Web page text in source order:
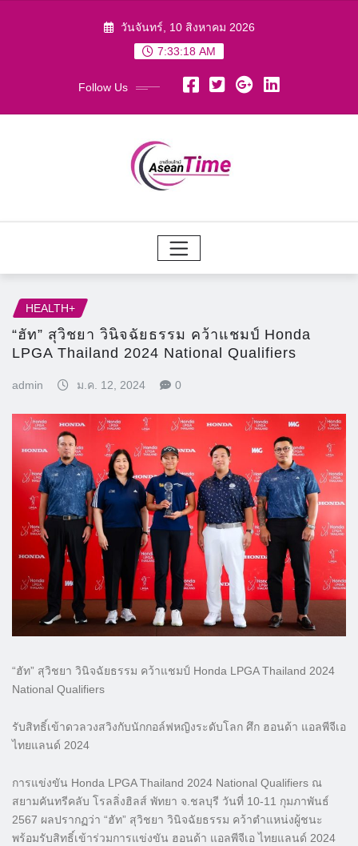
วันจันทร์, 10 สิงหาคม 2026
7:33:20 AM
Follow Us
HEALTH+
“ฮัท” สุวิชยา วินิจฉัยธรรม คว้าแชมป์ Honda
LPGA Thailand 2024 National Qualifiers
admin ม.ค. 12, 2024 0
“ฮัท” สุวิชยา วินิจฉัยธรรม คว้าแชมป์ Honda LPGA Thailand 2024
National Qualifiers
รับสิทธิ์เข้าดวลวงสวิงกับนักกอล์ฟหญิงระดับโลก ศึก ฮอนด้า แอลพีจีเอ
ไทยแลนด์ 2024
การแข่งขัน Honda LPGA Thailand 2024 National Qualifiers ณ
สยามคันทรีคลับ โรลลิ่งฮิลส์ พัทยา จ.ชลบุรี วันที่ 10-11 กุมภาพันธ์
2567 ผลปรากฏว่า “ฮัท” สุวิชยา วินิจฉัยธรรม คว้าตำแหน่งผู้ชนะ
พร้อมรับสิทธิ์เข้าร่วมการแข่งขัน ฮอนด้า แอลพีจีเอ ไทยแลนด์ 2024